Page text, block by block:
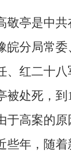
亭是中共
皖分局常
、红二十
被处死，到
于高案的
些年，随